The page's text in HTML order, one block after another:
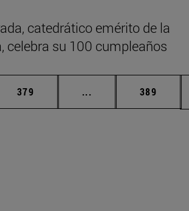
catedrático emérito de la
celebra su 100 cumpleaños
Página
379 ... Páginas intermedias
Página
389